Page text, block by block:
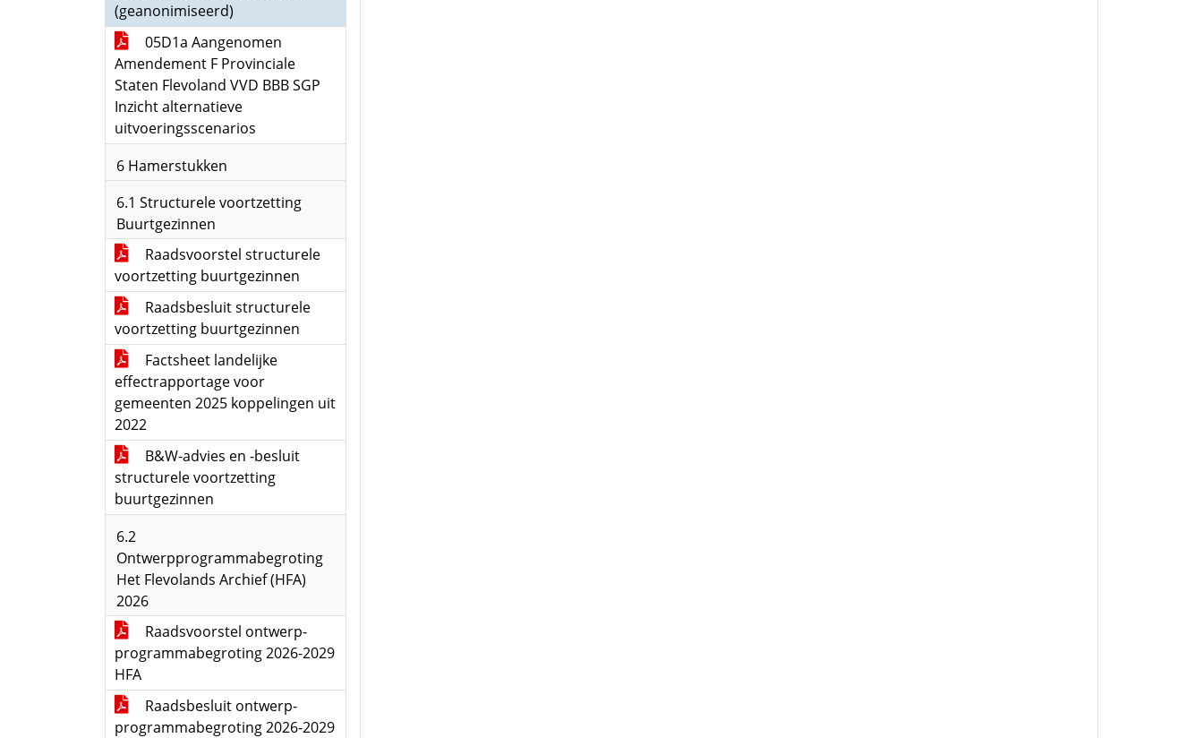
(geanonimiseerd)
05D1a Aangenomen
Amendement F Provinciale
Staten Flevoland VVD BBB SGP
Inzicht alternatieve
uitvoeringsscenarios
6 Hamerstukken
6.1 Structurele voortzetting
Buurtgezinnen
Raadsvoorstel structurele
voortzetting buurtgezinnen
Raadsbesluit structurele
voortzetting buurtgezinnen
Factsheet landelijke
effectrapportage voor
gemeenten 2025 koppelingen uit
2022
B&W-advies en -besluit
structurele voortzetting
buurtgezinnen
6.2
Ontwerpprogrammabegroting
Het Flevolands Archief (HFA)
2026
Raadsvoorstel ontwerp-
programmabegroting 2026-2029
HFA
Raadsbesluit ontwerp-
programmabegroting 2026-2029